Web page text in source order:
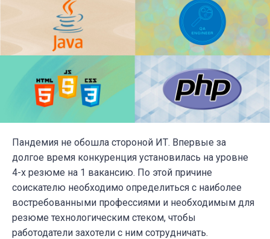
Пандемия не обошла стороной ИТ. Впервые за
долгое время конкуренция установилась на уровне
4-х резюме на 1 вакансию. По этой причине
соискателю необходимо определиться с наиболее
востребованными профессиями и необходимым для
резюме технологическим стеком, чтобы
работодатели захотели с ним сотрудничать.